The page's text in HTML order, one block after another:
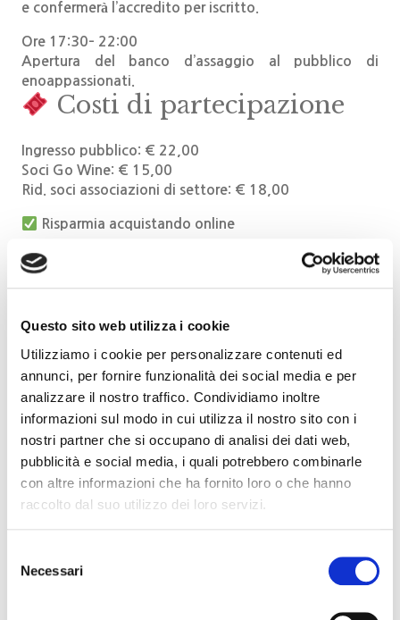
Questo sito web utilizza i cookie
Utilizziamo i cookie per personalizzare contenuti ed
annunci, per fornire funzionalità dei social media e per
analizzare il nostro traffico. Condividiamo inoltre
informazioni sul modo in cui utilizza il nostro sito con i
nostri partner che si occupano di analisi dei dati web,
pubblicità e social media, i quali potrebbero combinarle
con altre informazioni che ha fornito loro o che hanno
raccolto dal suo utilizzo dei loro servizi.
delNecessari
e confermerà l’accredito per iscritto.
Ore 17:30– 22:00
Apertura del banco d’assaggio al pubblico di
enoappassionati.
Costi di partecipazione
Ingresso pubblico: € 22,00
Soci Go Wine: € 15,00
Rid. soci associazioni di settore: € 18,00
Risparmia acquistando online
Pubblico:
Rid. Soci Go Wine:
Ingresso gratuitoper chi decide di associarsi a Go
Wine
(benefit non valido per i soci familiari).
L’iscrizione sarà valevole fino al 31 dicembre 2026
Prenota ora il tuo ingresso scrivendo a
stampa.eventi@gowinet.it
Associazione Go Wine Alba
Tel. 0173 364631